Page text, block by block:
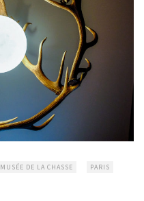
MUSÉE DE LA CHASSE PARIS